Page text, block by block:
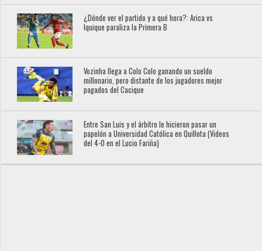
¿Dónde ver el partido y a qué hora?: Arica vs
Iquique paraliza la Primera B
Vozinha llega a Colo Colo ganando un sueldo
millonario, pero distante de los jugadores mejor
pagados del Cacique
Entre San Luis y el árbitro le hicieron pasar un
papelón a Universidad Católica en Quillota (Videos
del 4-0 en el Lucio Fariña)